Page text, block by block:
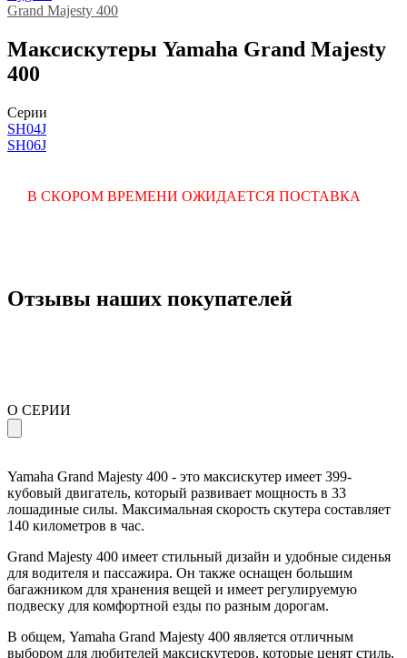
Grand Majesty 400
Максискутеры Yamaha Grand Majesty
400
Серии
SH04J
SH06J
В СКОРОМ ВРЕМЕНИ ОЖИДАЕТСЯ ПОСТАВКА
Отзывы наших покупателей
О СЕРИИ
Yamaha Grand Majesty 400 - это максискутер имеет 399-
кубовый двигатель, который развивает мощность в 33
лошадиные силы. Максимальная скорость скутера составляет
140 километров в час.
Grand Majesty 400 имеет стильный дизайн и удобные сиденья
для водителя и пассажира. Он также оснащен большим
багажником для хранения вещей и имеет регулируемую
подвеску для комфортной езды по разным дорогам.
В общем, Yamaha Grand Majesty 400 является отличным
выбором для любителей максискутеров, которые ценят стиль,